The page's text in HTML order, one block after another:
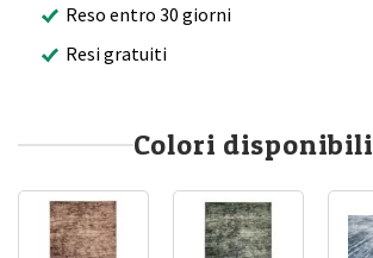
Reso entro 30 giorni
Resi gratuiti
Colori disponibili